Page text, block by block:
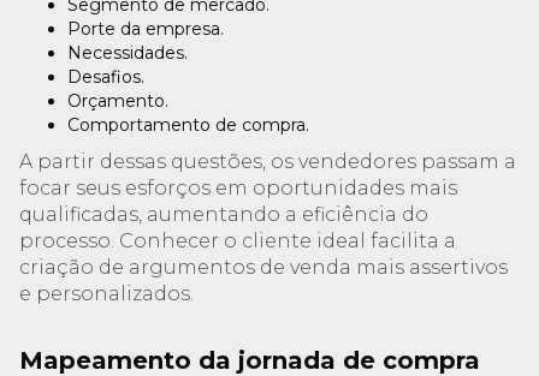
Segmento de mercado.
Porte da empresa.
Necessidades.
Desafios.
Orçamento.
Comportamento de compra.
A partir dessas questões, os vendedores passam a
focar seus esforços em oportunidades mais
qualificadas, aumentando a eficiência do
processo. Conhecer o cliente ideal facilita a
criação de argumentos de venda mais assertivos
e personalizados.
Mapeamento da jornada de compra